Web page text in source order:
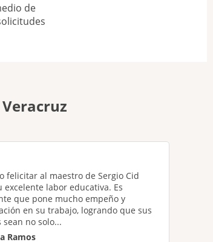
de
felicitar al maestro de Sergio Cid
excelente labor educativa. Es
que pone mucho empeño y
en su trabajo, logrando que sus
sean no solo...
Ramos